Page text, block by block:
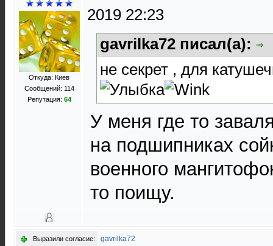
Откуда: Киев
Сообщений: 114
Репутация: 64
2019 22:23
gavrilka72 писал(а):
не секрет , для
У меня где то
на подшипниках
военного
то поищу.
Выразили согласие: gavrilka72